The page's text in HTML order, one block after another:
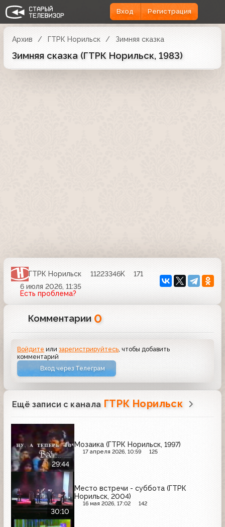
Вход Регистрация
Архив ГТРК Норильск Зимняя сказка
Зимняя сказка (ГТРК Норильск, 1983)
ГТРК Норильск 11223346K
171
6 июля 2026, 11:35
Есть проблема?
Комментарии 0
Войдите илизарегистрируйтесь , чтобы добавить
комментарий
Вход через Телеграм
Ещё записи с канала ГТРК Норильск
29:44
Мозаика (ГТРК Норильск, 1997)
17 апреля 2026, 10:59 125
30:10
Место встречи - суббота (ГТРК
Норильск, 2004)
16 мая 2026, 17:02 142